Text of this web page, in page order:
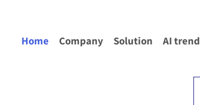
Home Company Solution AI trend